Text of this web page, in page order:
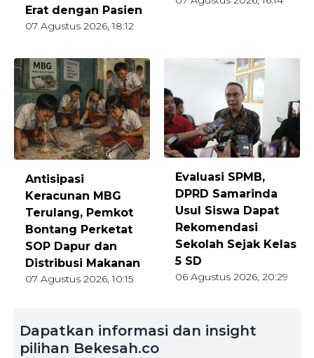
Erat dengan Pasien
07 Agustus 2026, 18:12
Antisipasi
Keracunan MBG
Terulang, Pemkot
Bontang Perketat
SOP Dapur dan
Distribusi Makanan
07 Agustus 2026, 10:15
Evaluasi SPMB,
DPRD Samarinda
Usul Siswa Dapat
Rekomendasi
Sekolah Sejak Kelas
5 SD
06 Agustus 2026, 20:29
Dapatkan informasi dan insight
pilihan Bekesah.co